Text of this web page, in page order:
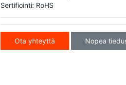
Sertifiointi: RoHS
Ota yhteyttä Nopea